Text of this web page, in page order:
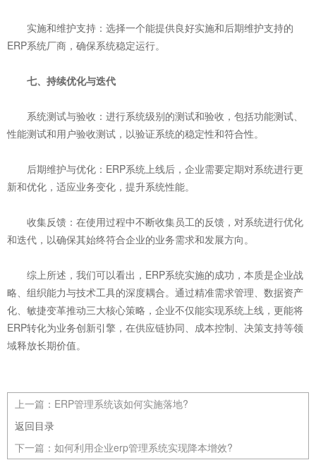
‌实施和维护支持‌：选择一个能提供良好实施和后期维护支持的
ERP系统厂商，确保系统稳定运行。
七、持续优化与迭代
‌系统测试与验收‌：进行系统级别的测试和验收，包括功能测试、
性能测试和用户验收测试，以验证系统的稳定性和符合性。
‌后期维护与优化‌：ERP系统上线后，企业需要定期对系统进行更
新和优化，适应业务变化，提升系统性能。
‌收集反馈‌：在使用过程中不断收集员工的反馈，对系统进行优化
和迭代，以确保其始终符合企业的业务需求和发展方向。
综上所述，我们可以看出，ERP系统实施的成功，本质是企业战
略、组织能力与技术工具的深度耦合。通过精准需求管理、数据资产
化、敏捷变革推动三大核心策略，企业不仅能实现系统上线，更能将
ERP转化为业务创新引擎，在供应链协同、成本控制、决策支持等领
域释放长期价值。
上一篇： ERP管理系统该如何实施落地?
返回目录
下一篇： 如何利用企业erp管理系统实现降本增效?